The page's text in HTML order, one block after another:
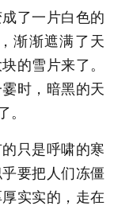
了一片白色的
渐渐遮满了天
的雪片来了。
时，暗黑的天
。
只是呼啸的寒
要把人们冻僵
实实的，走在